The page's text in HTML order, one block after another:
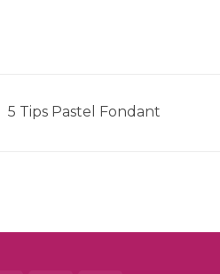
5 Tips Pastel Fondant